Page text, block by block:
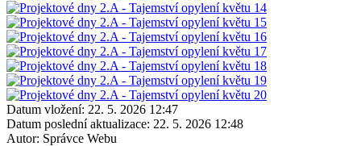
Datum vložení: 22. 5. 2026 12:47
Datum poslední aktualizace: 22. 5. 2026 12:48
Autor: Správce Webu